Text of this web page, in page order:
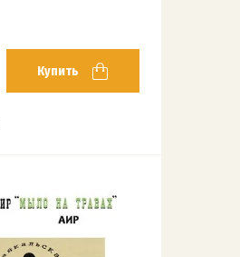
Купить